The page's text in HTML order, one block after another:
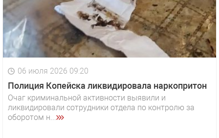
06 июля 2026 09:20
Полиция Копейска ликвидировала наркопритон
Очаг криминальной активности выявили и
ликвидировали сотрудники отдела по контролю за
оборотом н...